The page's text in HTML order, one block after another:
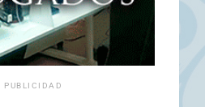
PUBLICIDAD